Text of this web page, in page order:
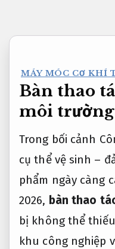
dungMÁY MÓC CƠ KHÍ
Bàn thao
môi
Trong bối cảnh
cụ thể vệ sinh –
phẩm ngày càng
2026, bàn thao
bị không thể
khu công nghiệp